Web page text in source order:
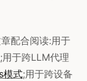
配合阅读:用于
;用于跨LLM代理
模式;用于跨设备